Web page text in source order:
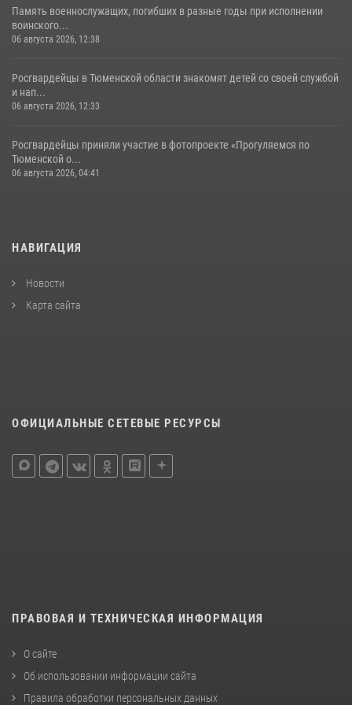
Память военнослужащих, погибших в разные годы при исполнении
воинского...
06 августа 2026, 12:38
Росгвардейцы в Тюменской области знакомят детей со своей службой
и нап...
06 августа 2026, 12:33
Росгвардейцы приняли участие в фотопроекте «Прогуляемся по
Тюменской о...
06 августа 2026, 04:41
НАВИГАЦИЯ
Новости
Карта сайта
ОФИЦИАЛЬНЫЕ СЕТЕВЫЕ РЕСУРСЫ
ПРАВОВАЯ И ТЕХНИЧЕСКАЯ ИНФОРМАЦИЯ
О сайте
Об использовании информации сайта
Правила обработки персональных данных